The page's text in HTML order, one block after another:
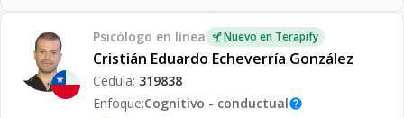
Psicólogo en línea Nuevo en Terapify
Cristián Eduardo Echeverría González
Cédula: 319838
Enfoque:Cognitivo - conductualhelp